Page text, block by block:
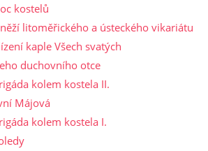
kostelů
litoměřického a ústeckého vikariátu
kaple Všech svatých
duchovního otce
kolem kostela II.
Májová
kolem kostela I.